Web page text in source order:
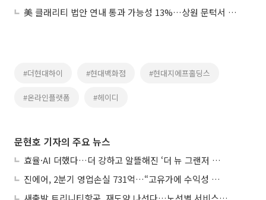
美 클래리티 법안 연내 통과 가능성 13%…상원 문턱서 제동
#더현대하이 #현대백화점 #현대지에프홀딩스
#온라인플랫폼 #헤이디
문현호 기자의 주요 뉴스
효율·AI 더했다…더 강하고 알뜰해진 ‘더 뉴 그랜저 하이브리드’
진에어, 2분기 영업손실 731억…“고유가에 수익성 악화”